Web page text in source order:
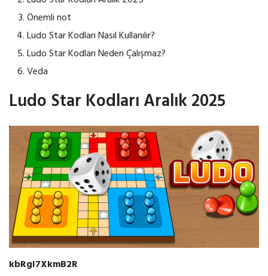
Önemli not
Ludo Star Kodları Nasıl Kullanılır?
Ludo Star Kodları Neden Çalışmaz?
Veda
Ludo Star Kodları Aralık 2025
kbRgI7XkmB2R